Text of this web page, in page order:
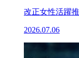
改正女性活躍
2026.07.06